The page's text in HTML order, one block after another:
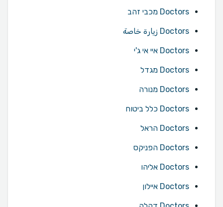
Doctors מכבי זהב
Doctors زيارة خاصة
Doctors איי אי ג'י
Doctors מגדל
Doctors מנורה
Doctors כלל ביטוח
Doctors הראל
Doctors הפניקס
Doctors אליהו
Doctors איילון